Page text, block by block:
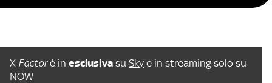
X Factorè in esclusiva su Sky e in streaming solo su
NOW